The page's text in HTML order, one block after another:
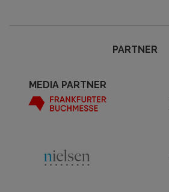
PARTNER
MEDIA PARTNER